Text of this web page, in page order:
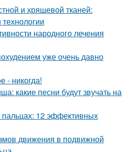
и хрящевой тканей:
народного лечения
уже очень давно
- никогда!
какие песни будут звучать на
12 эффективных
движения в подвижной